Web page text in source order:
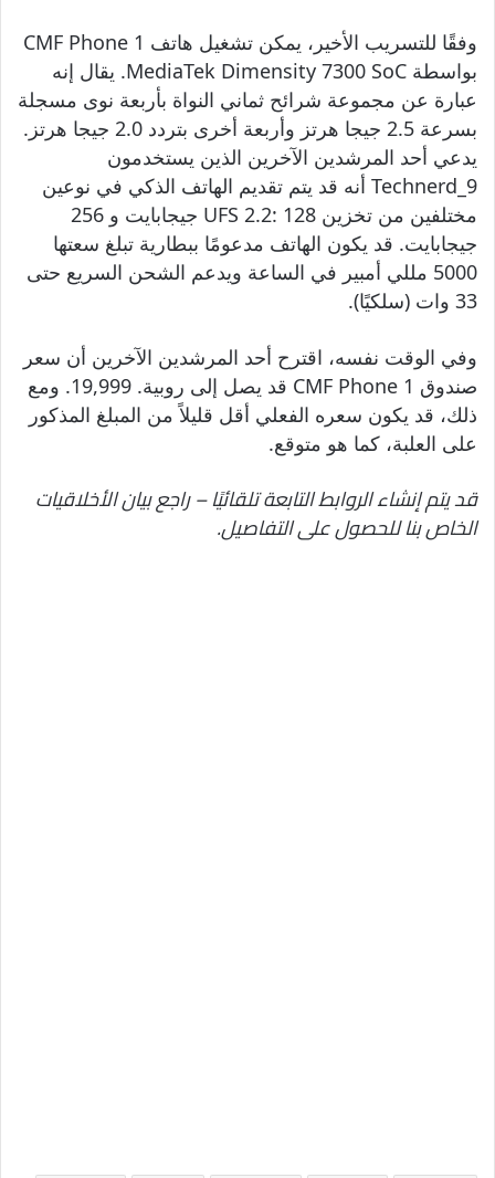
وفقًا للتسريب الأخير، يمكن تشغيل هاتف CMF Phone 1
بواسطة MediaTek Dimensity 7300 SoC. يقال إنه
عبارة عن مجموعة شرائح ثماني النواة بأربعة نوى مسجلة
بسرعة 2.5 جيجا هرتز وأربعة أخرى بتردد 2.0 جيجا هرتز.
يدعي أحد المرشدين الآخرين الذين يستخدمون
Technerd_9 أنه قد يتم تقديم الهاتف الذكي في نوعين
مختلفين من تخزين UFS 2.2: 128 جيجابايت و 256
جيجابايت. قد يكون الهاتف مدعومًا ببطارية تبلغ سعتها
5000 مللي أمبير في الساعة ويدعم الشحن السريع حتى
33 وات (سلكيًا).
وفي الوقت نفسه، اقترح أحد المرشدين الآخرين أن سعر
صندوق CMF Phone 1 قد يصل إلى روبية. 19,999. ومع
ذلك، قد يكون سعره الفعلي أقل قليلاً من المبلغ المذكور
على العلبة، كما هو متوقع.
قد يتم إنشاء الروابط التابعة تلقائيًا – راجع بيان الأخلاقيات
الخاص بنا للحصول على التفاصيل.